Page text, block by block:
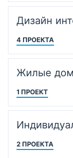
Дизайн
4 ПРОЕКТА
Жилые
1 ПРОЕКТ
2 ПРОЕКТА